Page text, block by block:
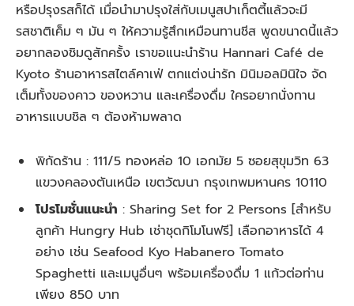
หรือปรุงรสก็ได้ เมื่อนำมาปรุงใส่กับเมนูสปาเก็ตตี้แล้วจะมี
รสชาติเค็ม ๆ มัน ๆ ให้ความรู้สึกเหมือนทานชีส พูดขนาดนี้แล้ว
อยากลองชิมดูสักครั้ง เราขอแนะนำร้าน Hannari Café de
Kyoto ร้านอาหารสไตล์คาเฟ่ ตกแต่งน่ารัก มินิมอลมินิใจ จัด
เต็มทั้งของคาว ของหวาน และเครื่องดื่ม ใครอยากนั่งทาน
อาหารแบบชิล ๆ ต้องห้ามพลาด
พิกัดร้าน : 111/5 ทองหล่อ 10 เอกมัย 5 ซอยสุขุมวิท 63
แขวงคลองตันเหนือ เขตวัฒนา กรุงเทพมหานคร 10110
โปรโมชั่นแนะนำ : Sharing Set for 2 Persons [สำหรับ
ลูกค้า Hungry Hub เช่าชุดกิโมโนฟรี] เลือกอาหารได้ 4
อย่าง เช่น Seafood Kyo Habanero Tomato
Spaghetti และเมนูอื่นๆ พร้อมเครื่องดื่ม 1 แก้วต่อท่าน
เพียง 850 บาท